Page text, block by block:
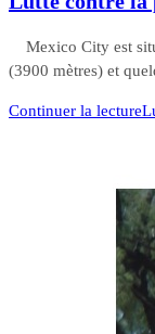
Mexico City est
(3900 mètres) et
Continuer la lecture